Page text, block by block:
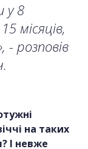
у 8
місяців,
- розповів
на таких
І невже